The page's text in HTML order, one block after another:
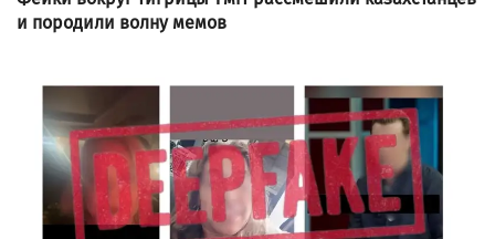
и породили волну мемов